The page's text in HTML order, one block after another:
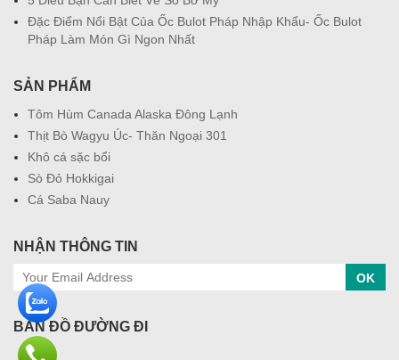
Đặc Điểm Nổi Bật Của Ốc Bulot Pháp Nhập Khẩu- Ốc Bulot
Pháp Làm Món Gì Ngon Nhất
SẢN PHẨM
Tôm Hùm Canada Alaska Đông Lạnh
Thịt Bò Wagyu Úc- Thăn Ngoại 301
Khô cá sặc bổi
Sò Đỏ Hokkigai
Cá Saba Nauy
NHẬN THÔNG TIN
OK
BẢN ĐỒ ĐƯỜNG ĐI